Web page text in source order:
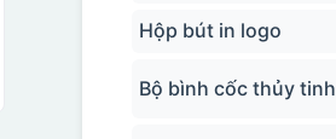
Hộp bút in logo
Bộ bình cốc thủy tinh